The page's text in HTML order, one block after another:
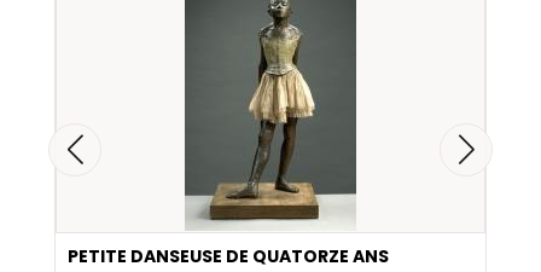
PETITE DANSEUSE DE QUATORZE ANS